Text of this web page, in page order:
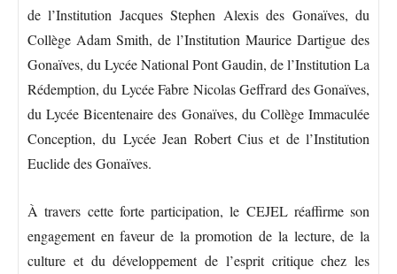
de l’Institution Jacques Stephen Alexis des Gonaïves, du
Collège Adam Smith, de l’Institution Maurice Dartigue des
Gonaïves, du Lycée National Pont Gaudin, de l’Institution La
Rédemption, du Lycée Fabre Nicolas Geffrard des Gonaïves,
du Lycée Bicentenaire des Gonaïves, du Collège Immaculée
Conception, du Lycée Jean Robert Cius et de l’Institution
Euclide des Gonaïves.
À travers cette forte participation, le CEJEL réaffirme son
engagement en faveur de la promotion de la lecture, de la
culture et du développement de l’esprit critique chez les